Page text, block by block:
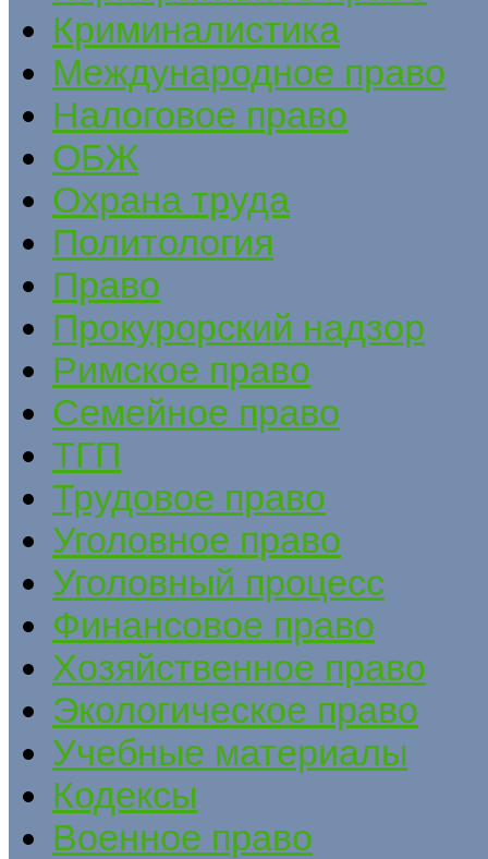
Криминалистика
Международное право
Налоговое право
ОБЖ
Охрана труда
Политология
Право
Прокурорский надзор
Римское право
Семейное право
ТГП
Трудовое право
Уголовное право
Уголовный процесс
Финансовое право
Хозяйственное право
Экологическое право
Учебные материалы
Кодексы
Военное право